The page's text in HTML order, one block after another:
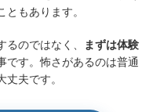
もあります。
のではなく、
まずは体験
です。怖さがあるのは普通
夫です。